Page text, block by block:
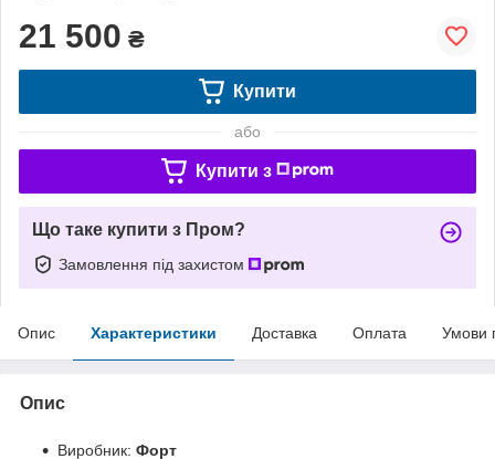
21 500 ₴
Купити
або
Купити з
Що таке купити з Пром?
Замовлення під захистом
Опис Характеристики Доставка Оплата Умови
Опис
Виробник: Форт